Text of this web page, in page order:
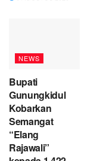
NEWS
Bupati
Gunungkidul
Kobarkan
Semangat
“Elang
Rajawali”